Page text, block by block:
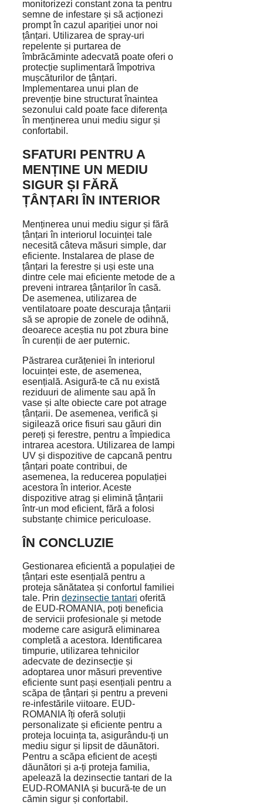
monitorizezi constant zona ta pentru
semne de infestare și să acționezi
prompt în cazul apariției unor noi
țânțari. Utilizarea de spray-uri
repelente și purtarea de
îmbrăcăminte adecvată poate oferi o
protecție suplimentară împotriva
mușcăturilor de țânțari.
Implementarea unui plan de
prevenție bine structurat înaintea
sezonului cald poate face diferența
în menținerea unui mediu sigur și
confortabil.
SFATURI PENTRU A
MENȚINE UN MEDIU
SIGUR ȘI FĂRĂ
ȚÂNȚARI ÎN INTERIOR
Menținerea unui mediu sigur și fără
țânțari în interiorul locuinței tale
necesită câteva măsuri simple, dar
eficiente. Instalarea de plase de
țânțari la ferestre și uși este una
dintre cele mai eficiente metode de a
preveni intrarea țânțarilor în casă.
De asemenea, utilizarea de
ventilatoare poate descuraja țânțarii
să se apropie de zonele de odihnă,
deoarece aceștia nu pot zbura bine
în curenții de aer puternic.
Păstrarea curățeniei în interiorul
locuinței este, de asemenea,
esențială. Asigură-te că nu există
reziduuri de alimente sau apă în
vase și alte obiecte care pot atrage
țânțarii. De asemenea, verifică și
sigilează orice fisuri sau găuri din
pereți și ferestre, pentru a împiedica
intrarea acestora. Utilizarea de lampi
UV și dispozitive de capcană pentru
țânțari poate contribui, de
asemenea, la reducerea populației
acestora în interior. Aceste
dispozitive atrag și elimină țânțarii
într-un mod eficient, fără a folosi
substanțe chimice periculoase.
ÎN CONCLUZIE
Gestionarea eficientă a populației de
țânțari este esențială pentru a
proteja sănătatea și confortul familiei
tale. Prin dezinsectie tantari oferită
de EUD-ROMANIA, poți beneficia
de servicii profesionale și metode
moderne care asigură eliminarea
completă a acestora. Identificarea
timpurie, utilizarea tehnicilor
adecvate de dezinsecție și
adoptarea unor măsuri preventive
eficiente sunt pași esențiali pentru a
scăpa de țânțari și pentru a preveni
re-infestările viitoare. EUD-
ROMANIA îți oferă soluții
personalizate și eficiente pentru a
proteja locuința ta, asigurându-ți un
mediu sigur și lipsit de dăunători.
Pentru a scăpa eficient de acești
dăunători și a-ți proteja familia,
apelează la dezinsectie tantari de la
EUD-ROMANIA și bucură-te de un
cămin sigur și confortabil.